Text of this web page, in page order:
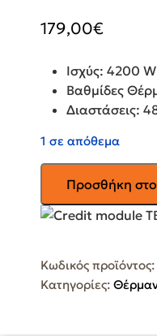
179,00€
Ισχύς: 4200 W
Βαθμίδες
Διαστάσεις:
1 σε απόθεμα
Θερμάστρα
Υγραερίου
Προσθήκη
Κωδικός προϊόντος:
Κατηγορίες: